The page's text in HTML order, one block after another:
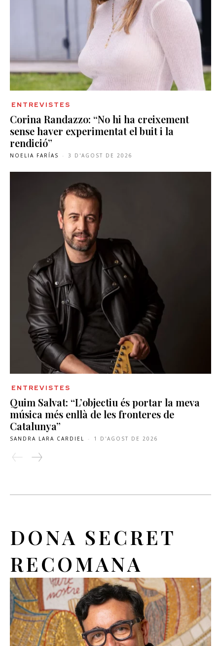
ENTREVISTES
Corina Randazzo: “No hi ha creixement
sense haver experimentat el buit i la
rendició”
NOELIA FARÍAS - 3 D'AGOST DE 2026
ENTREVISTES
Quim Salvat: “L’objectiu és portar la meva
música més enllà de les fronteres de
Catalunya”
SANDRA LARA CARDIEL - 1 D'AGOST DE 2026
DONA SECRET
RECOMANA